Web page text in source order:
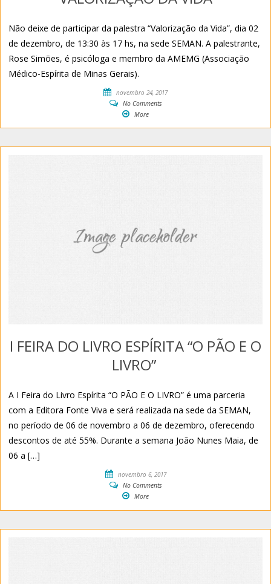
Não deixe de participar da palestra “Valorização da Vida”, dia 02
de dezembro, de 13:30 às 17 hs, na sede SEMAN. A palestrante,
Rose Simões, é psicóloga e membro da AMEMG (Associação
Médico-Espírita de Minas Gerais).
novembro 24, 2017
No Comments
More
I FEIRA DO LIVRO ESPÍRITA “O PÃO E O
LIVRO”
A I Feira do Livro Espírita “O PÃO E O LIVRO” é uma parceria
com a Editora Fonte Viva e será realizada na sede da SEMAN,
no período de 06 de novembro a 06 de dezembro, oferecendo
descontos de até 55%. Durante a semana João Nunes Maia, de
06 a […]
novembro 6, 2017
No Comments
More